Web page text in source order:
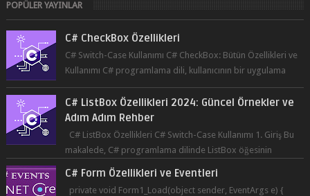
POPÜLER YAYINLAR
C# CheckBox Özellikleri
C# Switch-Case Kullanımı C# CheckBox: Bütün Özellikleri ve
Kullanımı C# programlama dili, kullanıcının bir uygulama
üzerinde seçim yapma...
C# ListBox Özellikleri 2024: Güncel Örnekler ve
Adım Adım Rehber
C# ListBox Özellikleri C# Switch-Case Kullanımı 1. Giriş Bu
makalede, C# programlama dilinde ListBox öğesinin
C# Form Özellikleri ve Eventleri
private void Form1_Load(object sender, EventArgs e) {